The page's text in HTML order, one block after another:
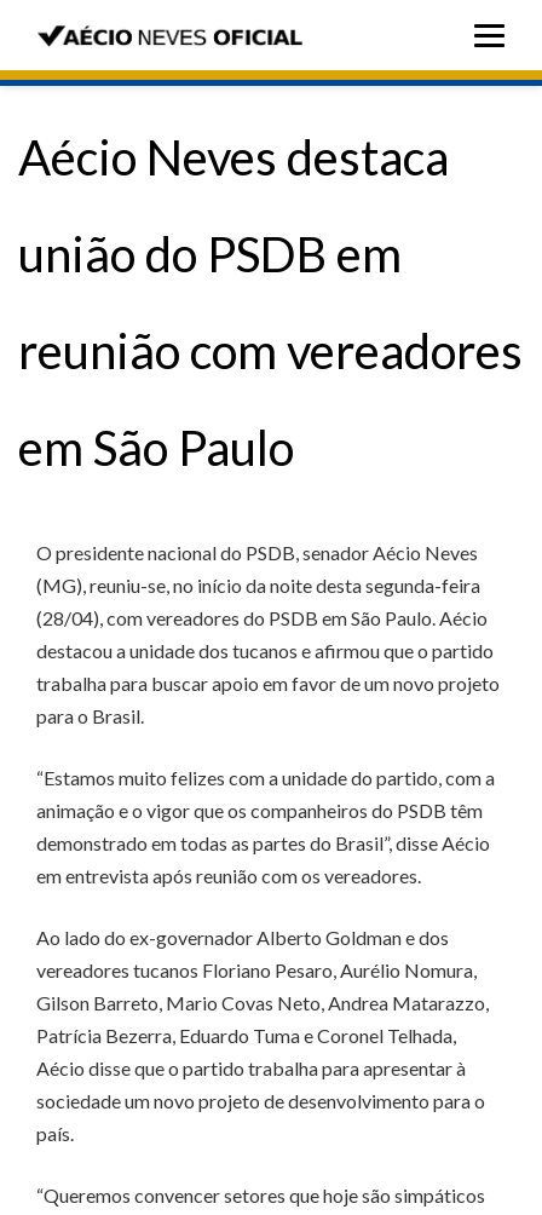
Aécio Neves destaca
união do PSDB em
reunião com vereadores
em São Paulo
O presidente nacional do PSDB, senador Aécio Neves
(MG), reuniu-se, no início da noite desta segunda-feira
(28/04), com vereadores do PSDB em São Paulo. Aécio
destacou a unidade dos tucanos e afirmou que o partido
trabalha para buscar apoio em favor de um novo projeto
para o Brasil.
“Estamos muito felizes com a unidade do partido, com a
animação e o vigor que os companheiros do PSDB têm
demonstrado em todas as partes do Brasil”, disse Aécio
em entrevista após reunião com os vereadores.
Ao lado do ex-governador Alberto Goldman e dos
vereadores tucanos Floriano Pesaro, Aurélio Nomura,
Gilson Barreto, Mario Covas Neto, Andrea Matarazzo,
Patrícia Bezerra, Eduardo Tuma e Coronel Telhada,
Aécio disse que o partido trabalha para apresentar à
sociedade um novo projeto de desenvolvimento para o
país.
“Queremos convencer setores que hoje são simpáticos